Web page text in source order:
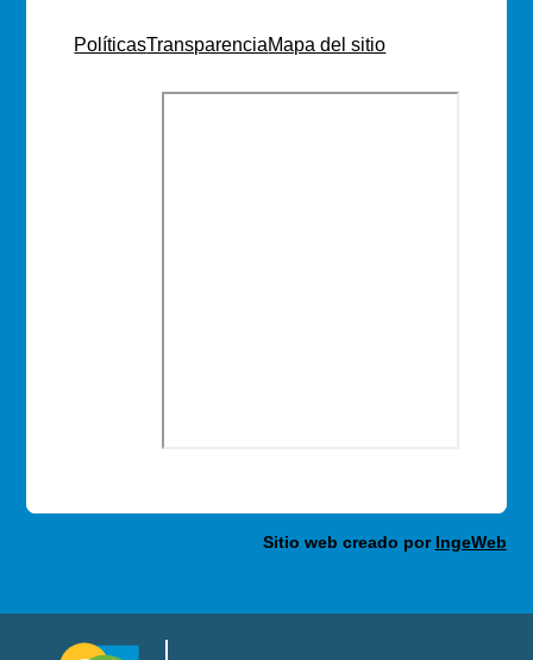
PolíticasTransparenciaMapa del sitio
Sitio web creado por IngeWeb